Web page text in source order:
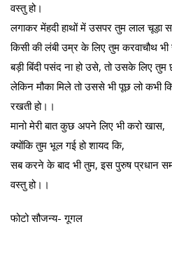
वस्तु हो।
लगाकर मेंहदी हाथों में उसपर तुम लाल चूड़ा
किसी की लंबी उम्र के लिए तुम करवाचौथ भी
बड़ी बिंदी पसंद ना हो उसे, तो उसके लिए तुम
लेकिन मौका मिले तो उससे भी पूछ लो कभी
रखती हो।।
मानो मेरी बात कुछ अपने लिए भी करो खास,
क्योंकि तुम भूल गई हो शायद कि,
सब करने के बाद भी तुम, इस पुरुष प्रधान
वस्तु हो।।
फोटो सौजन्य- गूगल